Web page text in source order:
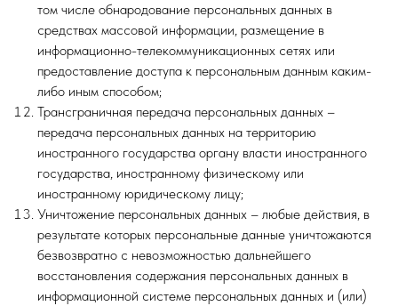
том числе обнародование персональных данных в
средствах массовой информации, размещение в
информационно-телекоммуникационных сетях или
предоставление доступа к персональным данным каким-
либо иным способом;
Трансграничная передача персональных данных –
передача персональных данных на территорию
иностранного государства органу власти иностранного
государства, иностранному физическому или
иностранному юридическому лицу;
Уничтожение персональных данных – любые действия, в
результате которых персональные данные уничтожаются
безвозвратно с невозможностью дальнейшего
восстановления содержания персональных данных в
информационной системе персональных данных и (или)